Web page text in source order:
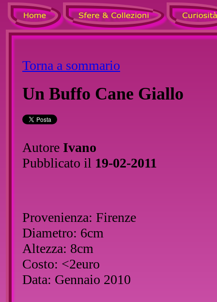
Torna a sommario
Un Buffo Cane Giallo
Autore Ivano
Pubblicato il 19-02-2011
Provenienza: Firenze
Diametro: 6cm
Altezza: 8cm
Costo: <2euro
Data: Gennaio 2010